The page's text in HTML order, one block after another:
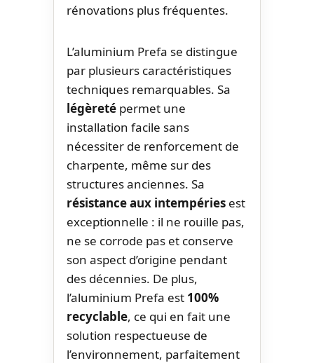
rénovations plus fréquentes.
L’aluminium Prefa se distingue
par plusieurs caractéristiques
techniques remarquables. Sa
légèreté permet une
installation facile sans
nécessiter de renforcement de
charpente, même sur des
structures anciennes. Sa
résistance aux intempéries est
exceptionnelle : il ne rouille pas,
ne se corrode pas et conserve
son aspect d’origine pendant
des décennies. De plus,
l’aluminium Prefa est 100%
recyclable, ce qui en fait une
solution respectueuse de
l’environnement, parfaitement